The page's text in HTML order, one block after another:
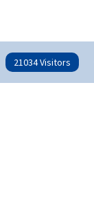
21034 Visitors